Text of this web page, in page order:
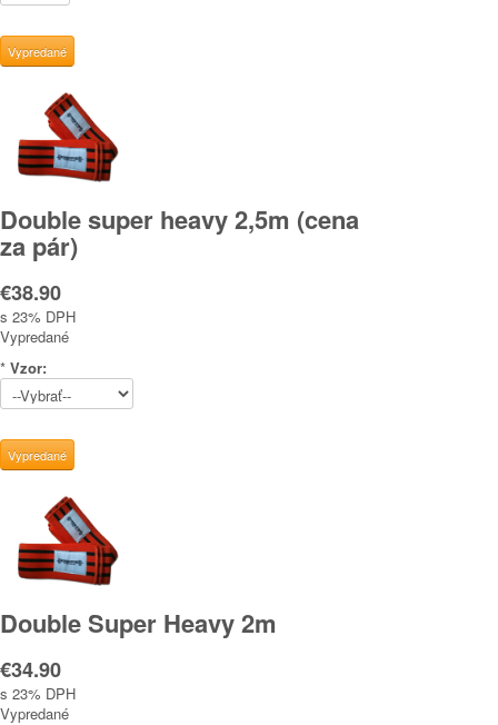
Double super heavy 2,5m (cena
za pár)
€38.90
s 23% DPH
Vypredané
* Vzor:
Double Super Heavy 2m
€34.90
s 23% DPH
Vypredané